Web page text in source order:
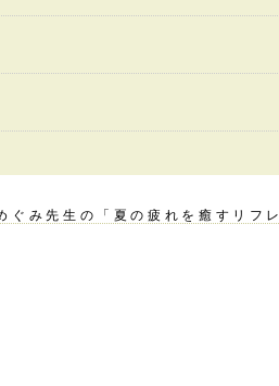
ぐみ先生の「夏の疲れを癒すリフ